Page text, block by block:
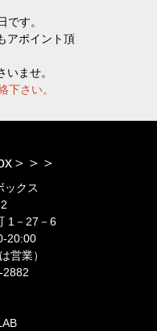
です。
アポイント頂
ませ。
下さい。
＞＞＞
ックス
1－27－6
20:00
営業）
2882